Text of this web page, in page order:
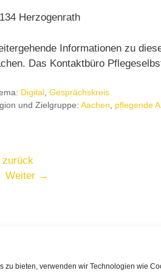
zu bieten, verwenden wir Technologien wie
Herzogenrath
Informationen zu
Das Kontaktbüro
Digital, Gesprächskreis
und Zielgruppe: Aachen, pflegende
zurück
Weiter →